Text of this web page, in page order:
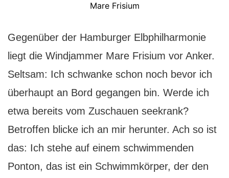
Mare Frisium
Gegenüber der Hamburger Elbphilharmonie
liegt die Windjammer Mare Frisium vor Anker.
Seltsam: Ich schwanke schon noch bevor ich
überhaupt an Bord gegangen bin. Werde ich
etwa bereits vom Zuschauen seekrank?
Betroffen blicke ich an mir herunter. Ach so ist
das: Ich stehe auf einem schwimmenden
Ponton, das ist ein Schwimmkörper, der den